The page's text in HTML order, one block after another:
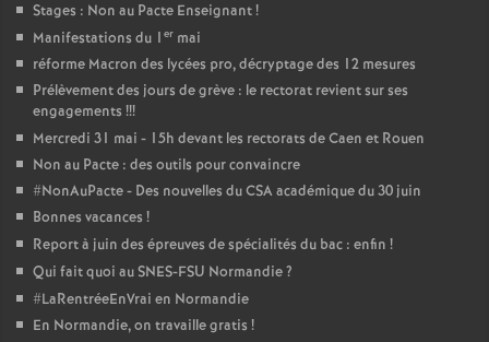
Stages : Non au Pacte Enseignant!
Manifestations du 1 er mai
réforme Macron des lycées pro, décryptage des 12 mesures
Prélèvement des jours de grève : le rectorat revient sur ses
engagements !!!
Mercredi 31 mai - 15h devant les rectorats de Caen et Rouen
Non au Pacte : des outils pour convaincre
#NonAuPacte - Des nouvelles du CSA académique du 30 juin
Bonnes vacances !
Report à juin des épreuves de spécialités du bac : enfin !
Qui fait quoi au SNES-FSU Normandie?
#LaRentréeEnVrai en Normandie
En Normandie, on travaille gratis !